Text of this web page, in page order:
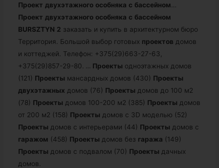
Проект двухэтажного особняка с бассейном
Проект двухэтажного особняка с бассейном
BURSZTYN 2 заказать и купить в архитектурном бюро
Территория. Большой выбор готовых проектов домов
и коттеджей. Телефон: +375(29)663-27-63,
+375(29)857-29-80.
… Проекты одноэтажных домов
(121) Проекты мансардных домов (430) Проекты
двухэтажных домов (76) Проекты домов до 100 м2
(78) Проекты домов 100-200 м2 (385) Проекты домов
от 200 м2 (158) Проекты домов c 3D моделью (52)
Проекты домов с интерьерами (44) Проекты домов с
гаражом (458) Проекты домов без гаража (149)
Проекты домов с подвалом (70) Проекты дачных
домов.